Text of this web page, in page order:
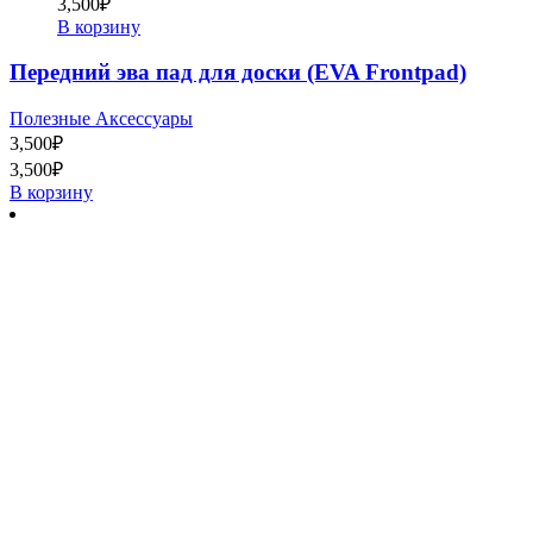
В корзину
Передний эва пад для доски (EVA Frontpad)
Полезные Аксессуары
3,500₽
3,500₽
В корзину